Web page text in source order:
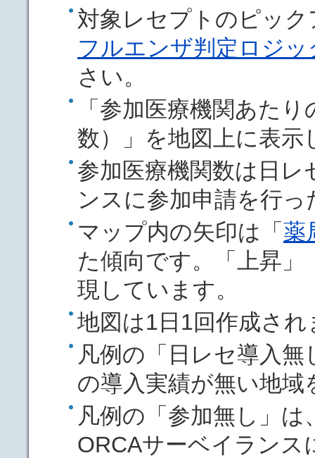
対象レセプトのピッ
フルエンザ判定ロジ
さい。
「参加医療機関あた
数）」を地図上に表示
参加医療機関数は日
ンスに参加申請を行
マップ内の矢印は「 薬
た傾向です。「上昇
現しています。
地図は1日1回作成され
凡例の「日レセ導入
の導入実績が無い地域
凡例の「参加無し」
ORCAサーベイランス